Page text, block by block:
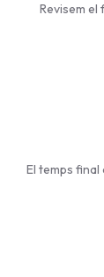
Revisem el
El temps final